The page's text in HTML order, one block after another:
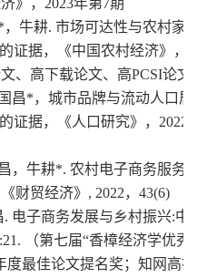
，牛耕. 市场可达性与农村家
证据，《中国农村经济》，
、高下载论文、高PCSI论文
昌*，城市品牌与流动人口居
证据，《人口研究》，2022
，牛耕*. 农村电子商务服务
财贸经济》, 2022，43(6)
. 电子商务发展与乡村振兴:中
（第七届“香樟经济学优秀
度最佳论文提名奖；知网高